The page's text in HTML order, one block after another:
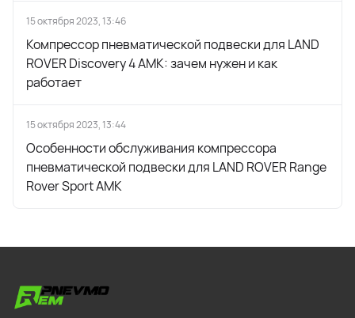
15 октября 2023, 13:46
Компрессор пневматической подвески для LAND
ROVER Discovery 4 AMK: зачем нужен и как
работает
15 октября 2023, 13:44
Особенности обслуживания компрессора
пневматической подвески для LAND ROVER Range
Rover Sport AMK